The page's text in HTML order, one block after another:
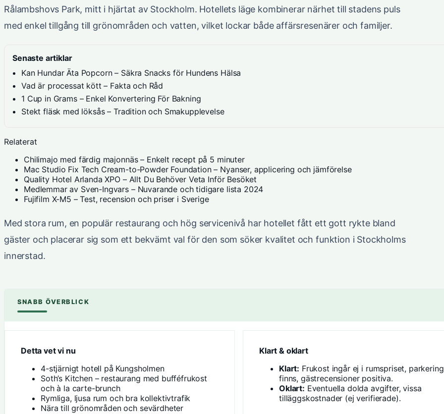
Rålambshovs Park, mitt i hjärtat av Stockholm. Hotellets läge kombinerar närhet till stadens puls
med enkel tillgång till grönområden och vatten, vilket lockar både affärsresenärer och familjer.
Senaste artiklar
Kan Hundar Äta Popcorn – Säkra Snacks för Hundens Hälsa
Vad är processat kött – Fakta och Råd
1 Cup in Grams – Enkel Konvertering För Bakning
Stekt fläsk med löksås – Tradition och Smakupplevelse
Relaterat
Chilimajo med färdig majonnäs – Enkelt recept på 5 minuter
Mac Studio Fix Tech Cream-to-Powder Foundation – Nyanser, applicering och jämförelse
Quality Hotel Arlanda XPO – Allt Du Behöver Veta Inför Besöket
Medlemmar av Sven-Ingvars – Nuvarande och tidigare lista 2024
Fujifilm X-M5 – Test, recension och priser i Sverige
Med stora rum, en populär restaurang och hög servicenivå har hotellet fått ett gott rykte bland
gäster och placerar sig som ett bekvämt val för den som söker kvalitet och funktion i Stockholms
innerstad.
SNABB ÖVERBLICK
Detta vet vi nu
4-stjärnigt hotell på Kungsholmen
Soth’s Kitchen – restaurang med bufféfrukost
och à la carte-brunch
Rymliga, ljusa rum och bra kollektivtrafik
Nära till grönområden och sevärdheter
Klart & oklart
Klart: Frukost ingår ej i rumspriset, parkering
finns, gästrecensioner positiva.
Oklart: Eventuella dolda avgifter, vissa
tilläggskostnader (ej verifierade).